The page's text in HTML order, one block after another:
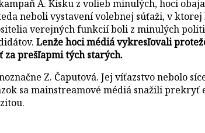
A. Kisku z volieb minulých, hoci
neboli vystavení volebnej súťaži, v
verejných funkcií boli z minulých
Lenže hoci médiá vykresľovali
za prešľapmi tých starých.
Z. Čaputová. Jej víťazstvo nebolo
sa mainstreamové médiá snažili